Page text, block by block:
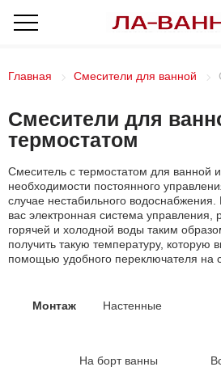
Главная Смесители для ванной
Смесители для
термостатом
Смеситель с термостатом для ванной
необходимости постоянного
случае нестабильного водоснабжения.
вас электронная система управления,
горячей и холодной воды таким
получить такую температуру, которую
помощью удобного переключателя на
Монтаж Настенные
На борт ванны